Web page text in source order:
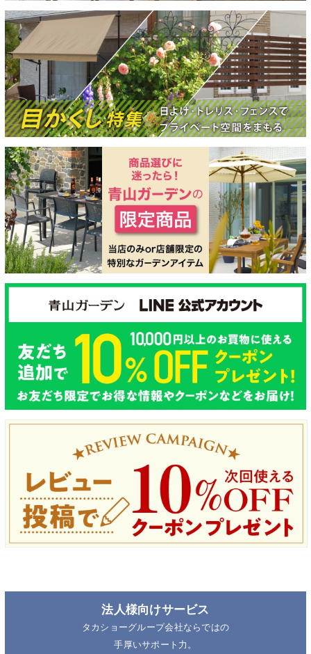
法人様向けサービス
タカショーグループ会社ならではの
手厚いサポート力。